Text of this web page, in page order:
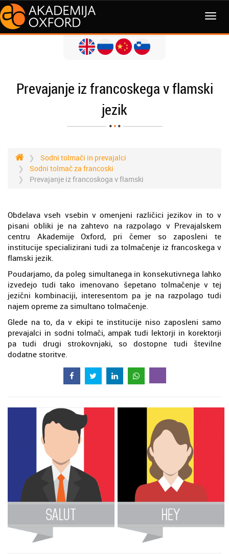
MENI
Prevajanje iz francoskega v flamski
jezik
Sodni tolmači in prevajalci
Sodni tolmač za francoski
Prevajanje iz francoskoga v flamski
Obdelava vseh vsebin v omenjeni različici jezikov in to v
pisani obliki je na zahtevo na razpolago v Prevajalskem
centru Akademije Oxford, pri čemer so zaposleni te
institucije specializirani tudi za tolmačenje iz francoskega v
flamski jezik.
Poudarjamo, da poleg simultanega in konsekutivnega lahko
izvedejo tudi tako imenovano šepetano tolmačenje v tej
jezični kombinaciji, interesentom pa je na razpolago tudi
najem opreme za simultano tolmačenje.
Glede na to, da v ekipi te institucije niso zaposleni samo
prevajalci in sodni tolmači, ampak tudi lektorji in korektorji
pa tudi drugi strokovnjaki, so dostopne tudi številne
dodatne storitve.